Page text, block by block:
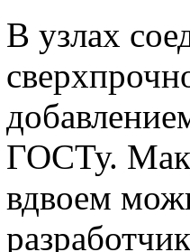
В узлах
ГОСТу.
вдвоем